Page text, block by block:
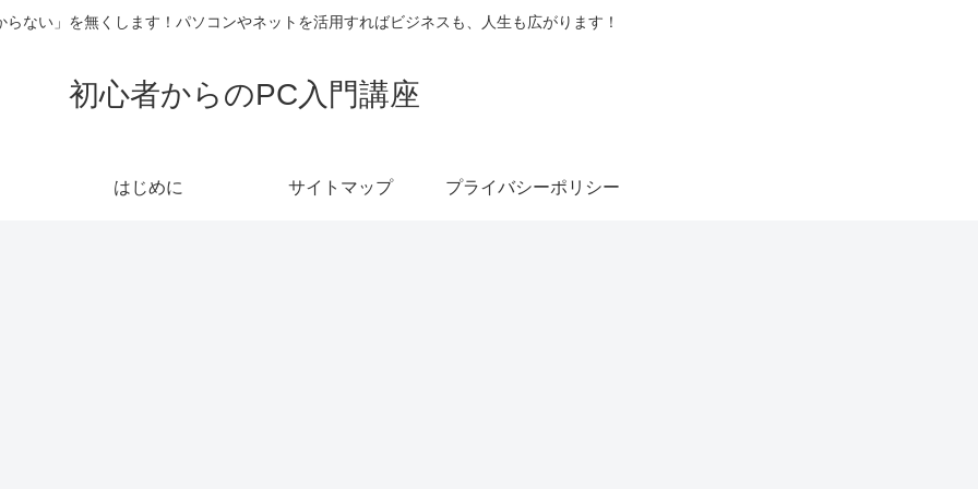
らない」を無くします！パソコンやネットを活用すればビジネスも、人生も広がります！
初心者からのPC入門講座
はじめに サイトマップ プライバシーポリシー